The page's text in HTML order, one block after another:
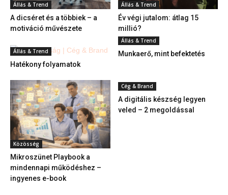
Állás & Trend
A dicséret és a többiek – a
motiváció művészete
Állás & Trend
Év végi jutalom: átlag 15
millió?
Állás & Trend
Hatékony folyamatok
Állás & Trend
Munkaerő, mint befektetés
Közösség
Mikroszünet Playbook a
mindennapi működéshez –
ingyenes e-book
Cég & Brand
A digitális készség legyen
veled – 2 megoldással